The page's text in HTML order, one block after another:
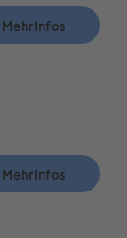
Mehr Infos
Mehr Infos